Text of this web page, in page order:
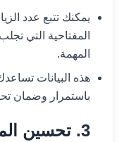
يمكنك تتبع عدد
المفتاحية التي
المهمة.
هذه البيانات
باستمرار وضمان
3. تحسين